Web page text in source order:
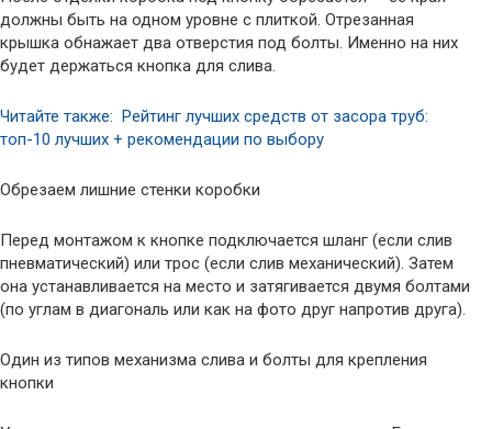
должны быть на одном уровне с плиткой. Отрезанная
крышка обнажает два отверстия под болты. Именно на них
будет держаться кнопка для слива.
Читайте также: Рейтинг лучших средств от засора труб:
топ-10 лучших + рекомендации по выбору
Обрезаем лишние стенки коробки
Перед монтажом к кнопке подключается шланг (если слив
пневматический) или трос (если слив механический). Затем
она устанавливается на место и затягивается двумя болтами
(по углам в диагональ или как на фото друг напротив друга).
Один из типов механизма слива и болты для крепления
кнопки